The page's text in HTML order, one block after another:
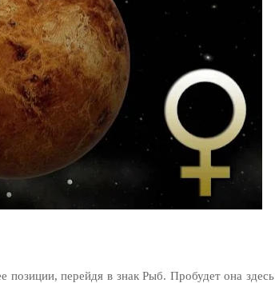
позиции, перейдя в знак Рыб. Пробудет она здесь